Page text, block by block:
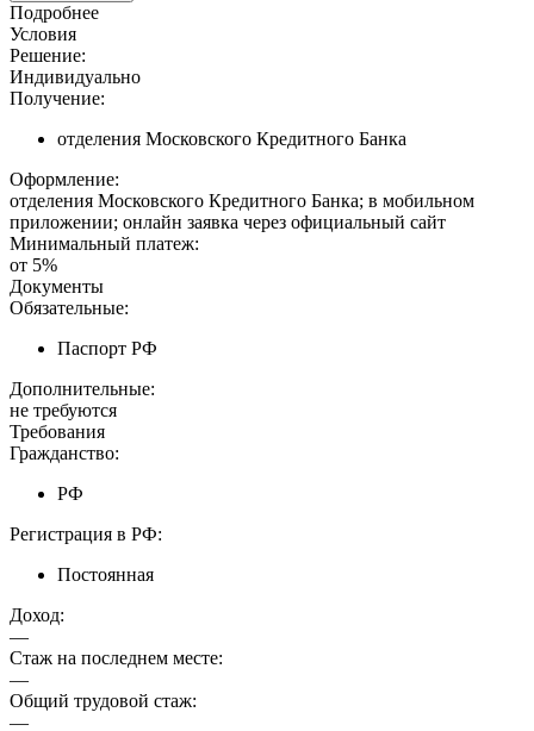
Подробнее
Условия
Решение:
Индивидуально
Получение:
отделения Московского Кредитного Банка
Оформление:
отделения Московского Кредитного Банка; в мобильном
приложении; онлайн заявка через официальный сайт
Минимальный платеж:
от 5%
Документы
Обязательные:
Паспорт РФ
Дополнительные:
не требуются
Требования
Гражданство:
РФ
Регистрация в РФ:
Постоянная
Доход:
—
Стаж на последнем месте:
—
Общий трудовой стаж:
—